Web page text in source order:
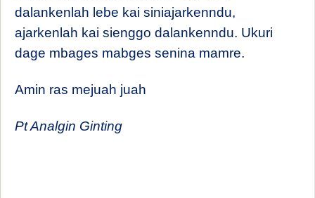
dalankenlah lebe kai siniajarkenndu,
ajarkenlah kai sienggo dalankenndu. Ukuri
dage mbages mabges senina mamre.
Amin ras mejuah juah
Pt Analgin Ginting